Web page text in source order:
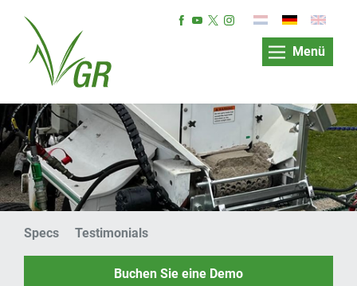
Menü
Specs Testimonials
Buchen Sie eine Demo